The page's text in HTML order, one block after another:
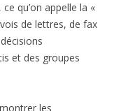
qu’on appelle la «
de lettres, de fax
et des groupes
les